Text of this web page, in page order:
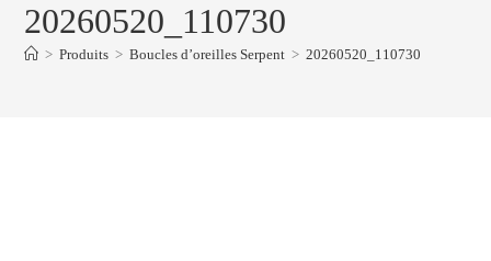
20260520_110730
> Produits > Boucles d’oreilles Serpent > 20260520_110730